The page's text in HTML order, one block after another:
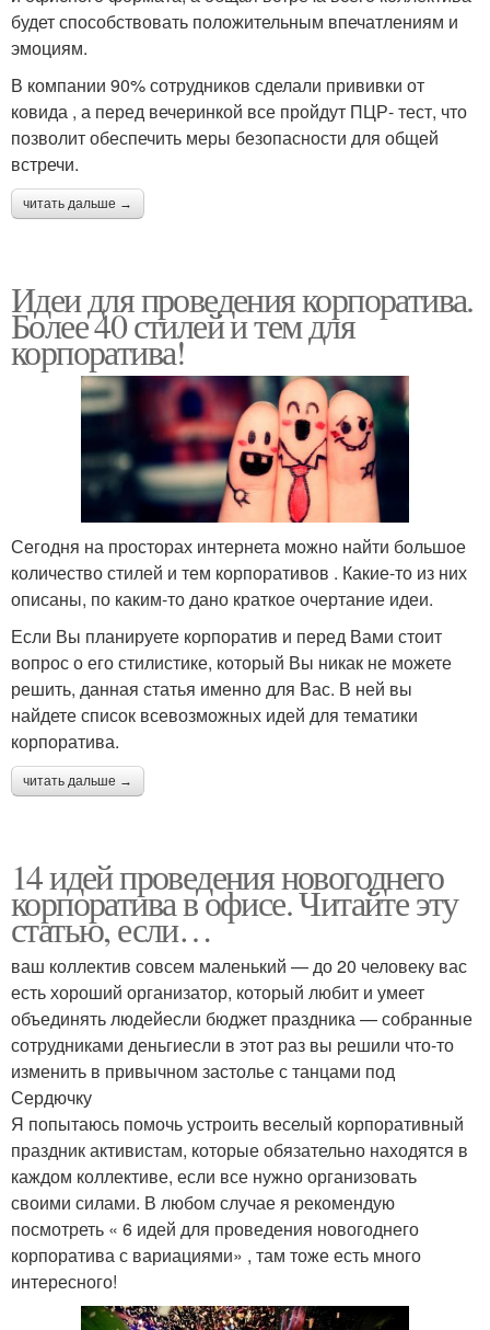
будет способствовать положительным впечатлениям и
эмоциям.
В компании 90% сотрудников сделали прививки от
ковида , а перед вечеринкой все пройдут ПЦР- тест, что
позволит обеспечить меры безопасности для общей
встречи.
читать дальше →
Идеи для проведения корпоратива.
Более 40 стилей и тем для
корпоратива!
Сегодня на просторах интернета можно найти большое
количество стилей и тем корпоративов . Какие-то из них
описаны, по каким-то дано краткое очертание идеи.
Если Вы планируете корпоратив и перед Вами стоит
вопрос о его стилистике, который Вы никак не можете
решить, данная статья именно для Вас. В ней вы
найдете список всевозможных идей для тематики
корпоратива.
читать дальше →
14 идей проведения новогоднего
корпоратива в офисе. Читайте эту
статью, если…
ваш коллектив совсем маленький — до 20 человеку вас
есть хороший организатор, который любит и умеет
объединять людейесли бюджет праздника — собранные
сотрудниками деньгиесли в этот раз вы решили что-то
изменить в привычном застолье с танцами под
Сердючку
Я попытаюсь помочь устроить веселый корпоративный
праздник активистам, которые обязательно находятся в
каждом коллективе, если все нужно организовать
своими силами. В любом случае я рекомендую
посмотреть « 6 идей для проведения новогоднего
корпоратива с вариациями» , там тоже есть много
интересного!